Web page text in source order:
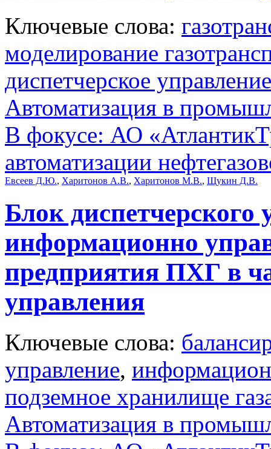
Ключевые слова:
моделирование
диспетчерское управление
Автоматизация в
В фокусе: АО
автоматизации
Евсеев Д.Ю., Харитонов А.В., Харитонов М.В., Щукин Д.В.
Блок диспетчерского
информационно
предприятия ПХГ в
управления
Ключевые слова:
управление,
подземное хранилище
Автоматизация в